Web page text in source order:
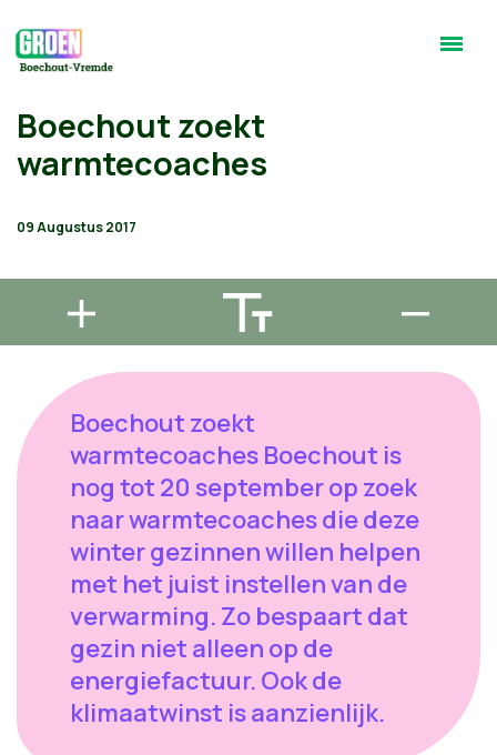
Boechout zoekt
warmtecoaches
09 Augustus 2017
Boechout zoekt
warmtecoaches Boechout is
nog tot 20 september op zoek
naar warmtecoaches die deze
winter gezinnen willen helpen
met het juist instellen van de
verwarming. Zo bespaart dat
gezin niet alleen op de
energiefactuur. Ook de
klimaatwinst is aanzienlijk.